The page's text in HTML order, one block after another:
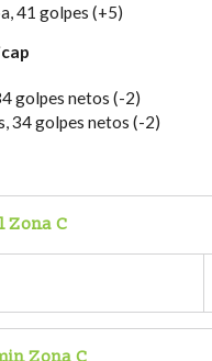
41 golpes (+5)
golpes netos (-2)
34 golpes netos (-2)
Zona C